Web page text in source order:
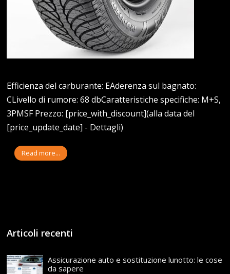
Efficienza del carburante: EAderenza sul bagnato:
CLivello di rumore: 68 dbCaratteristiche specifiche: M+S,
3PMSF Prezzo: [price_with_discount](alla data del
[price_update_date] - Dettagli)
Read more...
Articoli recenti
Assicurazione auto e sostituzione lunotto: le cose
da sapere